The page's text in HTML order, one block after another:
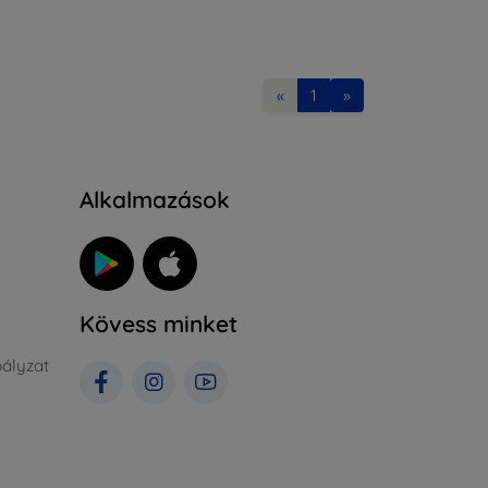
« 1 »
Alkalmazások
Kövess minket